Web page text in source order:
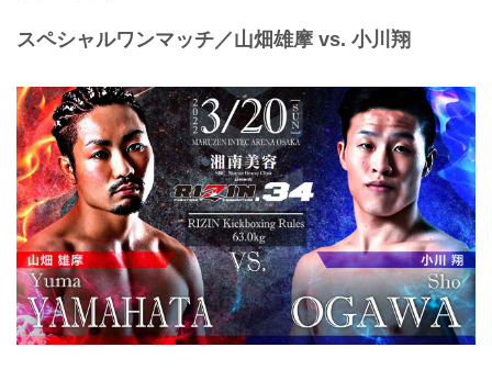
スペシャルワンマッチ／山畑雄摩 vs. 小川翔